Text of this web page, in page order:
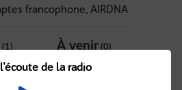
francophone, AIRDNA
(1) À venir(0)
de la radio